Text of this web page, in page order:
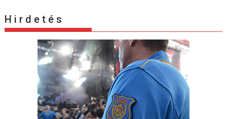
H i r d e t é s